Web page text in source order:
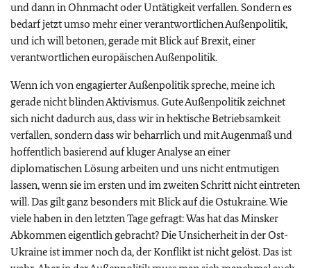
und dann in Ohnmacht oder Untätigkeit verfallen. Sondern es
bedarf jetzt umso mehr einer verantwortlichen Außenpolitik,
und ich will betonen, gerade mit Blick auf Brexit, einer
verantwortlichen europäischen Außenpolitik.
Wenn ich von engagierter Außenpolitik spreche, meine ich
gerade nicht blinden Aktivismus. Gute Außenpolitik zeichnet
sich nicht dadurch aus, dass wir in hektische Betriebsamkeit
verfallen, sondern dass wir beharrlich und mit Augenmaß und
hoffentlich basierend auf kluger Analyse an einer
diplomatischen Lösung arbeiten und uns nicht entmutigen
lassen, wenn sie im ersten und im zweiten Schritt nicht eintreten
will. Das gilt ganz besonders mit Blick auf die Ostukraine. Wie
viele haben in den letzten Tage gefragt: Was hat das Minsker
Abkommen eigentlich gebracht? Die Unsicherheit in der Ost-
Ukraine ist immer noch da, der Konflikt ist nicht gelöst. Das ist